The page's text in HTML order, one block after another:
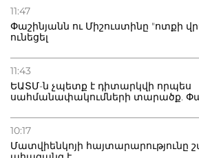
11:47
Փաշինյանն ու Միշուստինը "ոտքի
ունեցել
11:43
ԵԱՏՄ-ն չպետք է դիտարկվի որպես
սահմանափակումների տարածք.
10:17
Մատվիենկոյի հայտարարությունը